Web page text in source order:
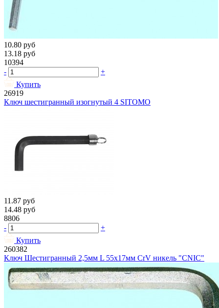
10.80 руб
13.18 руб
10394
-
+
Купить
26919
Ключ шестигранный изогнутый 4 SITOMO
11.87 руб
14.48 руб
8806
-
+
Купить
260382
Ключ Шестигранный 2,5мм L 55х17мм CrV никель "CNIC"